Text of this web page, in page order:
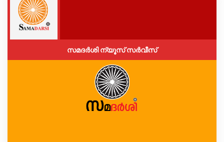
സമദർശി ന്യൂസ് സർവീസ്